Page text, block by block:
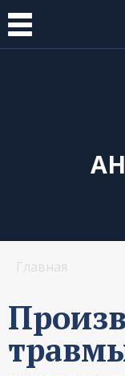
Главная